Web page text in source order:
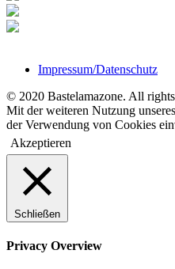
Impressum/Datenschutz
© 2020 Bastelamazone. All
Mit der weiteren Nutzung
der Verwendung von Cookies
Akzeptieren
Schließen
Privacy Overview